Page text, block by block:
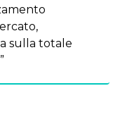
sulla totale